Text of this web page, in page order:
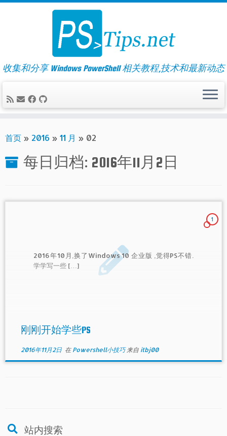
Skip
收集和分享 Windows PowerShell 相关教程,技术和最新动态
首页 » 2016 » 11 月 » 02
每日归档: 2016年11月2日
1
2016年10月,换了Windows 10 企业版 ,觉得PS不错.
学学写一些 […]
刚刚开始学些PS
2016年11月2日在 Powershell小技巧来自 itbj00
站内搜索